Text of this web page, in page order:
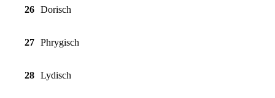
26 Dorisch
27 Phrygisch
28 Lydisch